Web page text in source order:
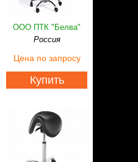
ООО ПТК "Белва"
Россия
Цена по запросу
Купить